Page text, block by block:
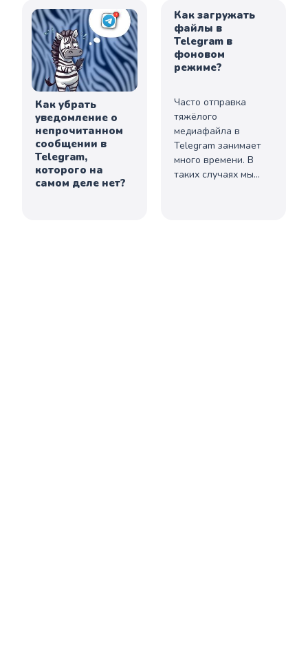
Как убрать
уведомление о
непрочитанном
сообщении в
Telegram,
которого на
самом деле нет?
Как загружать
файлы в
Telegram в
фоновом
режиме?
Часто отправка
тяжёлого
медиафайла в
Telegram занимает
много времени. В
таких случаях мы